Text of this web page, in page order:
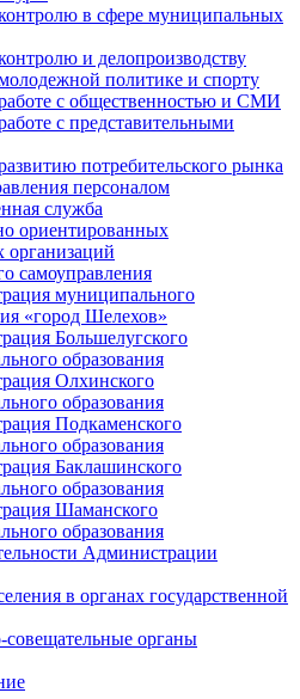
в сфере муниципальных
и делопроизводству
политике и спорту
с общественностью и СМИ
с представительными
потребительского рынка
персоналом
служба
ориентированных
организаций
самоуправления
муниципального
«город Шелехов»
Большелугского
образования
Олхинского
образования
Подкаменского
образования
Баклашинского
образования
Шаманского
образования
Администрации
в органах государственной
совещательные органы